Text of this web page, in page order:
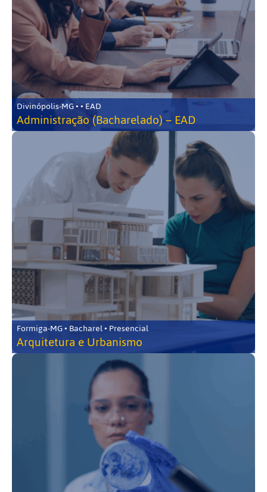
Divinópolis-MG • • EAD
Administração (Bacharelado) – EAD
Formiga-MG • Bacharel • Presencial
Arquitetura e Urbanismo